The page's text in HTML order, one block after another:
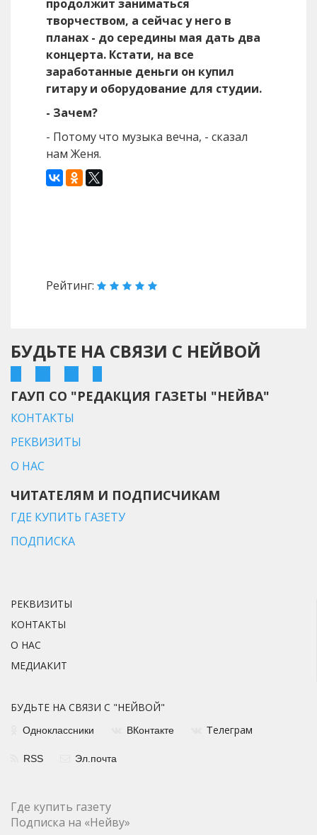
продолжит заниматься
творчеством, а сейчас у него в
планах - до середины мая дать два
концерта. Кстати, на все
заработанные деньги он купил
гитару и оборудование для студии.
- Зачем?
- Потому что музыка вечна, - сказал
нам Женя.
Рейтинг:
БУДЬТЕ НА СВЯЗИ С НЕЙВОЙ
ГАУП СО "РЕДАКЦИЯ ГАЗЕТЫ "НЕЙВА"
КОНТАКТЫ
РЕКВИЗИТЫ
О НАС
ЧИТАТЕЛЯМ И ПОДПИСЧИКАМ
ГДЕ КУПИТЬ ГАЗЕТУ
ПОДПИСКА
РЕКВИЗИТЫ
КОНТАКТЫ
О НАС
МЕДИАКИТ
БУДЬТЕ НА СВЯЗИ С "НЕЙВОЙ"
Одноклассники ВКонтакте Телеграм
RSS Эл.почта
Где купить газету
Подписка на «Нейву»